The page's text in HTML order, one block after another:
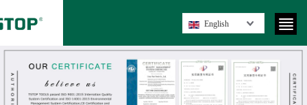
English